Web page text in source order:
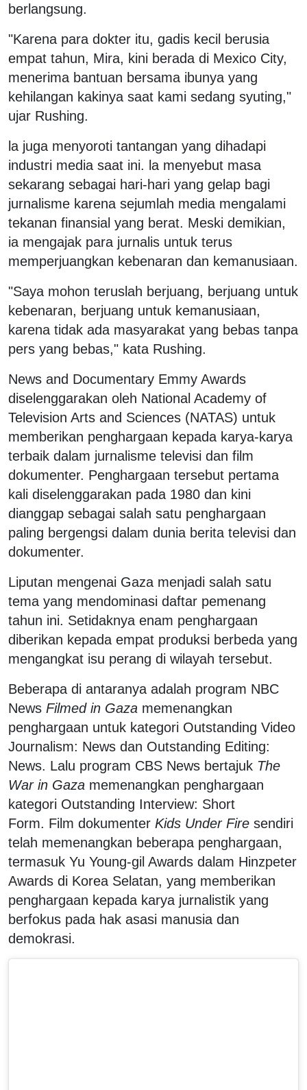
berlangsung.
"Karena para dokter itu, gadis kecil berusia
empat tahun, Mira, kini berada di Mexico City,
menerima bantuan bersama ibunya yang
kehilangan kakinya saat kami sedang syuting,"
ujar Rushing.
la juga menyoroti tantangan yang dihadapi
industri media saat ini. la menyebut masa
sekarang sebagai hari-hari yang gelap bagi
jurnalisme karena sejumlah media mengalami
tekanan finansial yang berat. Meski demikian,
ia mengajak para jurnalis untuk terus
memperjuangkan kebenaran dan kemanusiaan.
"Saya mohon teruslah berjuang, berjuang untuk
kebenaran, berjuang untuk kemanusiaan,
karena tidak ada masyarakat yang bebas tanpa
pers yang bebas," kata Rushing.
News and Documentary Emmy Awards
diselenggarakan oleh National Academy of
Television Arts and Sciences (NATAS) untuk
memberikan penghargaan kepada karya-karya
terbaik dalam jurnalisme televisi dan film
dokumenter. Penghargaan tersebut pertama
kali diselenggarakan pada 1980 dan kini
dianggap sebagai salah satu penghargaan
paling bergengsi dalam dunia berita televisi dan
dokumenter.
Liputan mengenai Gaza menjadi salah satu
tema yang mendominasi daftar pemenang
tahun ini. Setidaknya enam penghargaan
diberikan kepada empat produksi berbeda yang
mengangkat isu perang di wilayah tersebut.
Beberapa di antaranya adalah program NBC
News Filmed in Gaza memenangkan
penghargaan untuk kategori Outstanding Video
Journalism: News dan Outstanding Editing:
News. Lalu program CBS News bertajuk The
War in Gaza memenangkan penghargaan
kategori Outstanding Interview: Short
Form. Film dokumenter Kids Under Fire sendiri
telah memenangkan beberapa penghargaan,
termasuk Yu Young-gil Awards dalam Hinzpeter
Awards di Korea Selatan, yang memberikan
penghargaan kepada karya jurnalistik yang
berfokus pada hak asasi manusia dan
demokrasi.